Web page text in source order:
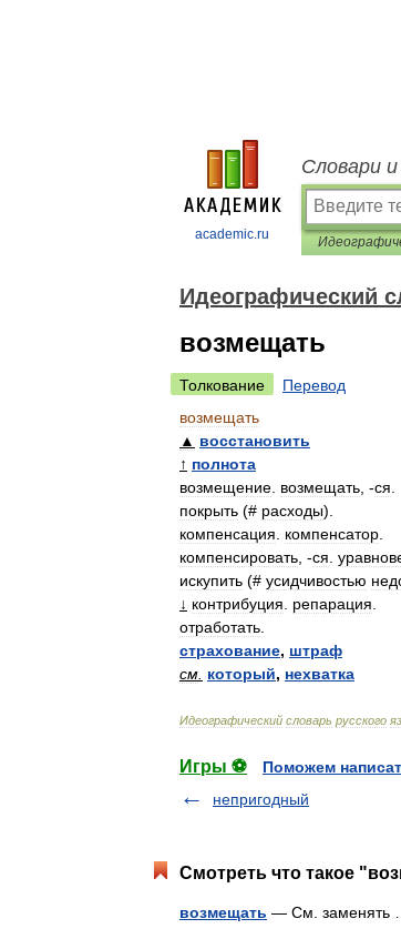
academic.ru
Словари
Идеографический
возмещать
Толкование
Перевод
возмещать
▲ восстановить
↑ полнота
возмещение возмещать , -ся
покрыть (# расходы).
компенсация
компенсатор
компенсировать , -ся
искупить (# усидчивостью
↓ контрибуция репарация
отработать
страхование, штраф
см который, нехватка
Идеографический словарь русского
Игры ⚽
Поможем
непригодный
Смотреть что такое
возмещать — См.